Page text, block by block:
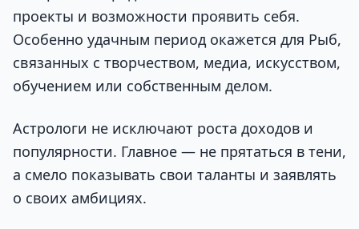
проекты и возможности проявить себя.
Особенно удачным период окажется для Рыб,
связанных с творчеством, медиа, искусством,
обучением или собственным делом.
Астрологи не исключают роста доходов и
популярности. Главное — не прятаться в тени,
а смело показывать свои таланты и заявлять
о своих амбициях.